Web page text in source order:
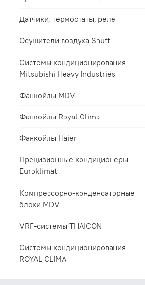
Датчики, термостаты, реле
Осушители воздуха Shuft
Системы кондиционирования
Mitsubishi Heavy Industries
Фанкойлы MDV
Фанкойлы Royal Clima
Фанкойлы Haier
Прецизионные кондиционеры
Euroklimat
Компрессорно-конденсаторные
блоки MDV
VRF-системы THAICON
Системы кондиционирования
ROYAL CLIMA